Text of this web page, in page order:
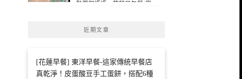
勢單親媽媽，花蓮早午餐(瀏
近期文章
[花蓮早餐] 東洋早餐-這家傳統早餐店
真乾淨！皮蛋酸豆手工蛋餅，搭配6種